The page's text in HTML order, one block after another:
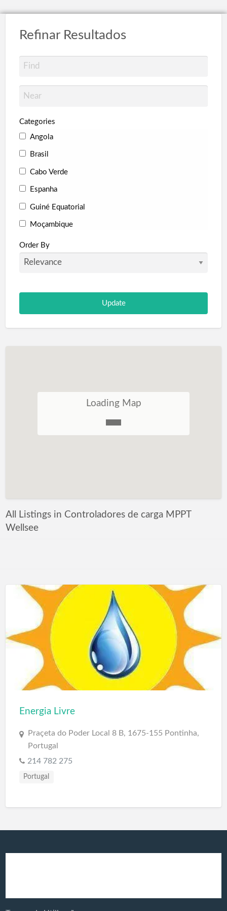
Refinar Resultados
Categories
Angola
Brasil
Cabo Verde
Espanha
Guiné Equatorial
Moçambique
Portugal
São Tomé e Príncipe
Order By
Loading Map
All Listings in Controladores de carga MPPT
Wellsee
Energia Livre
Praçeta do Poder Local 8 B, 1675-155 Pontinha,
Portugal
214 782 275
Portugal